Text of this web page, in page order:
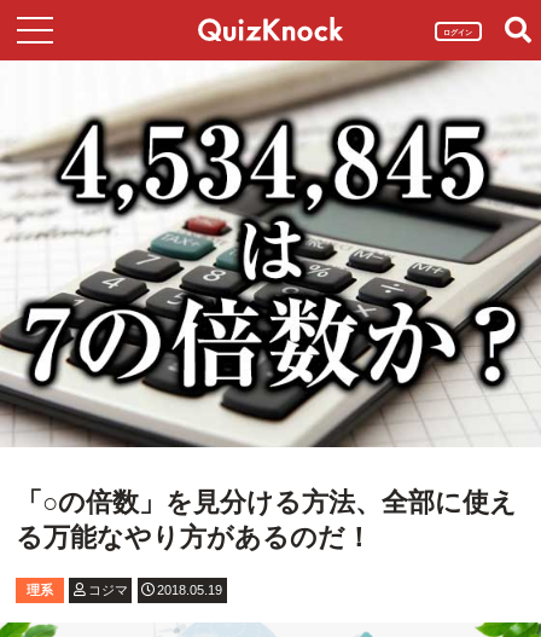
ログイン
「○の倍数」を見分ける方法、全部に使え
る万能なやり方があるのだ！
理系 コジマ 2018.05.19